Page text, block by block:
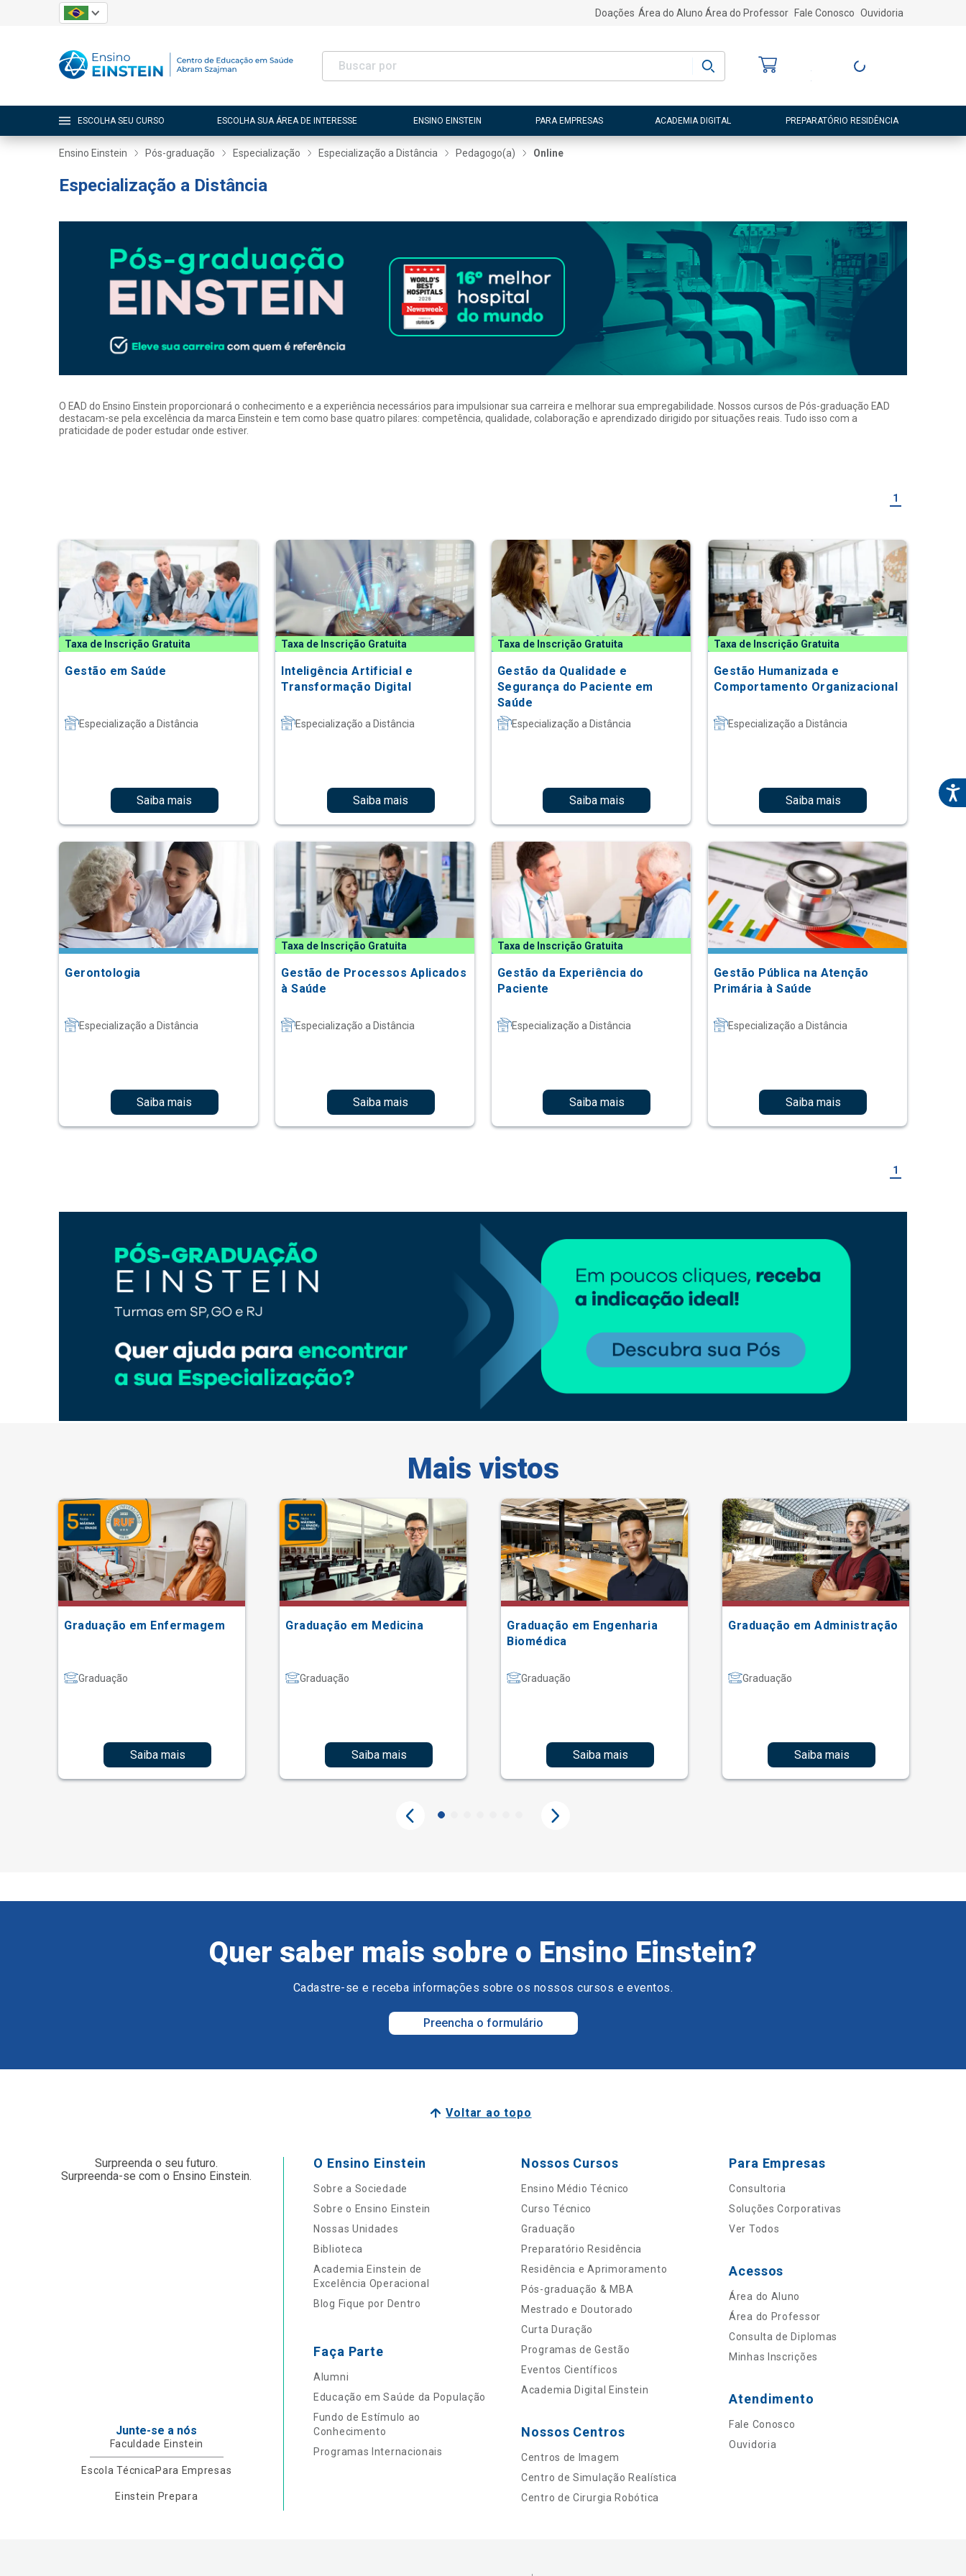
Doações Área do Aluno Área do Professor Fale Conosco Ouvidoria
Entre ou Cadastre-
ESCOLHA SEU CURSO ESCOLHA SUA ÁREA DE INTERESSE ENSINO EINSTEIN PARA EMPRESAS ACADEMIA DIGITAL PREPARATÓRIO RESIDÊNCIA
Ensino Einstein Pós-graduação Especialização Especialização a Distância Pedagogo(a) Online
Especialização a Distância
O EAD do Ensino Einstein proporcionará o conhecimento e a experiência necessários para impulsionar sua carreira e melhorar sua empregabilidade. Nossos cursos de Pós-graduação EAD
destacam-se pela excelência da marca Einstein e tem como base quatro pilares: competência, qualidade, colaboração e aprendizado dirigido por situações reais. Tudo isso com a
praticidade de poder estudar onde estiver.
1
Taxa de Inscrição Gratuita
Gestão em Saúde
Especialização a Distância
Saiba mais
Taxa de Inscrição Gratuita
Inteligência Artificial e
Transformação Digital
Especialização a Distância
Saiba mais
Taxa de Inscrição Gratuita
Gestão da Qualidade e
Segurança do Paciente em
Saúde
Especialização a Distância
Saiba mais
Taxa de Inscrição Gratuita
Gestão Humanizada e
Comportamento Organizacional
Especialização a Distância
Saiba mais
Gerontologia
Especialização a Distância
Saiba mais
Taxa de Inscrição Gratuita
Gestão de Processos Aplicados
à Saúde
Especialização a Distância
Saiba mais
Taxa de Inscrição Gratuita
Gestão da Experiência do
Paciente
Especialização a Distância
Saiba mais
Gestão Pública na Atenção
Primária à Saúde
Especialização a Distância
Saiba mais
1
Mais vistos
Graduação em Enfermagem
Graduação
Saiba mais
Graduação em Medicina
Graduação
Saiba mais
Graduação em Engenharia
Biomédica
Graduação
Saiba mais
Graduação em Administração
Graduação
Saiba mais
Quer saber mais sobre o Ensino Einstein?
Cadastre-se e receba informações sobre os nossos cursos e eventos.
Preencha o formulário
Voltar ao topo
Surpreenda o seu futuro.
Surpreenda-se com o Ensino Einstein.
Junte-se a nós
Faculdade Einstein
Escola TécnicaPara Empresas
Einstein Prepara
O Ensino Einstein
Sobre a Sociedade
Sobre o Ensino Einstein
Nossas Unidades
Biblioteca
Academia Einstein de
Excelência Operacional
Blog Fique por Dentro
Faça Parte
Alumni
Educação em Saúde da População
Fundo de Estímulo ao
Conhecimento
Programas Internacionais
Nossos Cursos
Ensino Médio Técnico
Curso Técnico
Graduação
Preparatório Residência
Residência e Aprimoramento
Pós-graduação & MBA
Mestrado e Doutorado
Curta Duração
Programas de Gestão
Eventos Científicos
Academia Digital Einstein
Nossos Centros
Centros de Imagem
Centro de Simulação Realística
Centro de Cirurgia Robótica
Para Empresas
Consultoria
Soluções Corporativas
Ver Todos
Acessos
Área do Aluno
Área do Professor
Consulta de Diplomas
Minhas Inscrições
Atendimento
Fale Conosco
Ouvidoria